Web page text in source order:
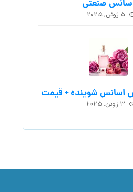
صنعتی
۵ ژوئن, ۲۰۲۵
اسانس شوینده + قیمت
۳ ژوئن, ۲۰۲۵